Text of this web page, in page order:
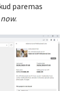
paremas
.